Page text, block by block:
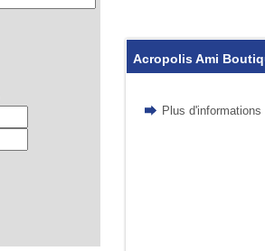
Acropolis Ami
Plus